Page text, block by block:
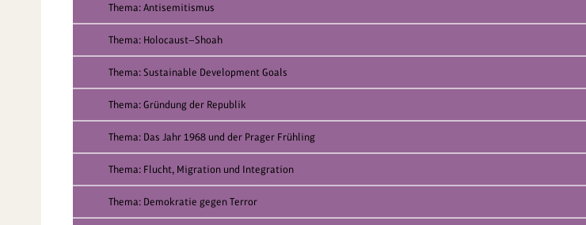
Thema: Antisemitismus
Thema: Holocaust—Shoah
Thema: Sustainable Development Goals
Thema: Gründung der Republik
Thema: Das Jahr 1968 und der Prager Frühling
Thema: Flucht, Migration und Integration
Thema: Demokratie gegen Terror